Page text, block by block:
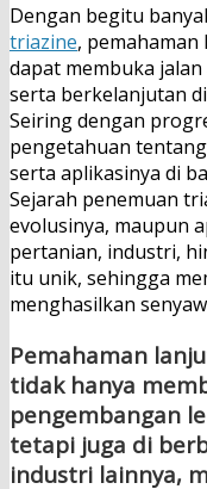
Dengan begitu
triazine,
dapat membuka
serta berkelanjutan
Seiring dengan
pengetahuan
serta aplikasinya di
Sejarah penemuan
evolusinya, maupun
pertanian, industri,
itu unik, sehingga
menghasilkan
Pemahaman
tidak hanya
pengembangan
tetapi juga di
industri lainnya,